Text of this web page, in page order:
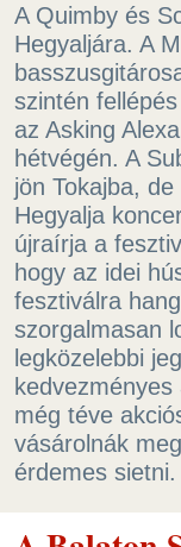
A Quimby és
Hegyaljára. A
szintén
az Asking
hétvégén. A
jön Tokajba,
Hegyalja
újraírja a
hogy az idei
fesztiválra
szorgalmasan
legközelebbi
még téve
vásárolnák
érdemes